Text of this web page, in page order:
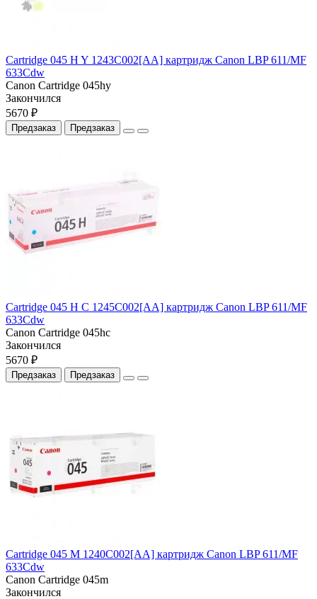
Cartridge 045 H Y 1243C002[AA] картридж Canon LBP 611/MF
633Cdw
Canon Cartridge 045hy
Закончился
5670 ₽
Предзаказ Предзаказ
Cartridge 045 H С 1245C002[AA] картридж Canon LBP 611/MF
633Cdw
Canon Cartridge 045hс
Закончился
5670 ₽
Предзаказ Предзаказ
Cartridge 045 M 1240C002[AA] картридж Canon LBP 611/MF
633Cdw
Canon Cartridge 045m
Закончился